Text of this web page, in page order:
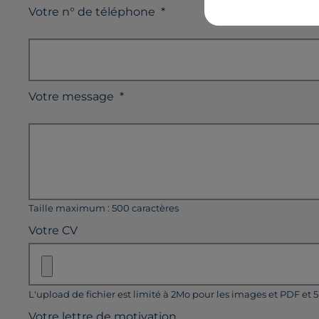
Votre n° de téléphone *
Votre message *
Taille maximum : 500 caractères
Votre CV
L'upload de fichier est limité à 2Mo pour les images et PDF et
Votre lettre de motivation